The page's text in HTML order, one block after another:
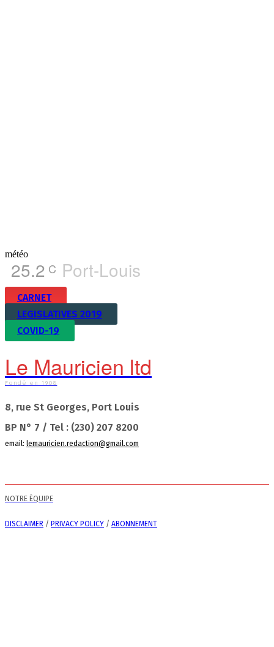
météo
25.2 C Port-Louis
CARNET
LEGISLATIVES 2019
COVID-19
Le Mauricien ltd
Fondé en 1908
8, rue St Georges, Port Louis
BP N° 7 / Tel : (230) 207 8200
email: lemauricien.redaction@gmail.com
NOTRE ÉQUIPE
DISCLAIMER / PRIVACY POLICY / ABONNEMENT